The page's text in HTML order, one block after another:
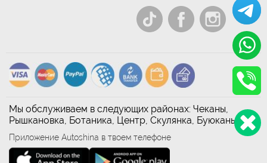
Мы обслуживаем в следующих районах: Чеканы,
Рышкановка, Ботаника, Центр, Скулянка, Буюканы
Приложение Autoshina в твоем телефоне